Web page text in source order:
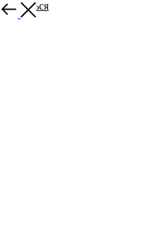
Вернуться